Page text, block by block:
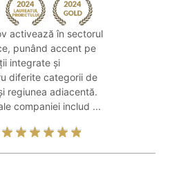
activează în sectorul
punând accent pe
integrate și
diferite categorii de
regiunea adiacentă.
companiei includ ...